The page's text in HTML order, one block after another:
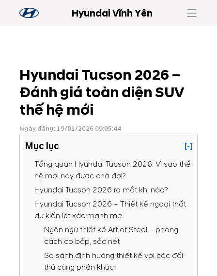
Hyundai Vĩnh Yên
Hyundai Tucson 2026 –
Đánh giá toàn diện SUV
thế hệ mới
Ngày đăng: 19/01/2026 09:05:44
Mục lục
[-]
Tổng quan Hyundai Tucson 2026: Vì sao thế
hệ mới này được chờ đợi?
Hyundai Tucson 2026 ra mắt khi nào?
Hyundai Tucson 2026 – Thiết kế ngoại thất
dự kiến lột xác mạnh mẽ
Ngôn ngữ thiết kế Art of Steel – phong
cách cơ bắp, sắc nét
So sánh định hướng thiết kế với các đối
thủ cùng phân khúc